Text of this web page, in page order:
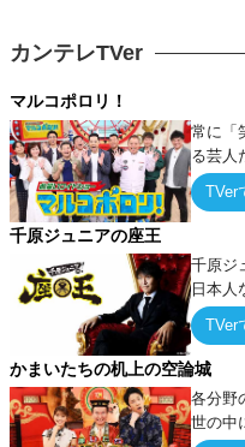
カンテレTVer
マルコポロリ！
常に「
る芸人
出でて
TVer
千原ジュニアの座王
千原ジ
日本人
ーム』
ケ・歌
タを競
TVer
かまいたちの机上の空論城
各分野
世の中